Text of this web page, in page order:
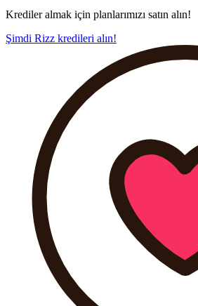
Krediler almak için planlarımızı satın alın!
Şimdi Rizz kredileri alın!